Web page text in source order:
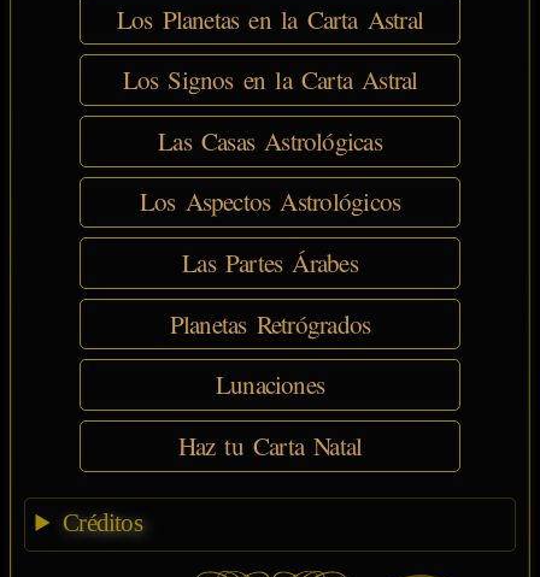
Los Planetas en la Carta Astral
Los Signos en la Carta Astral
Las Casas Astrológicas
Los Aspectos Astrológicos
Las Partes Árabes
Planetas Retrógrados
Lunaciones
Haz tu Carta Natal
Créditos